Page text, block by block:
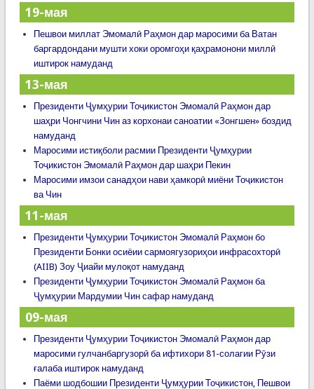
19-мая
Пешвои миллат Эмомалӣ Раҳмон дар маросими ба Ватан
баргардондани мушти хоки оромгоҳи қаҳрамонони миллӣ
иштирок намуданд
13-мая
Президенти Ҷумҳурии Тоҷикистон Эмомалӣ Раҳмон дар
шаҳри Чонгчини Чин аз корхонаи саноатии «Зонгшен» боздид
намуданд
Маросими истиқболи расмии Президенти Ҷумҳурии
Тоҷикистон Эмомалӣ Раҳмон дар шаҳри Пекин
Маросими имзои санадҳои нави ҳамкорӣ миёни Тоҷикистон
ва Чин
11-мая
Президенти Ҷумҳурии Тоҷикистон Эмомалӣ Раҳмон бо
Президенти Бонки осиёии сармоягузориҳои инфрасохторӣ
(AIIB) Зоу Ҷиайи мулоқот намуданд
Президенти Ҷумҳурии Тоҷикистон Эмомалӣ Раҳмон ба
Ҷумҳурии Мардумии Чин сафар намуданд
09-мая
Президенти Ҷумҳурии Тоҷикистон Эмомалӣ Раҳмон дар
маросими гулчанбаргузорӣ ба ифтихори 81-солагии Рӯзи
ғалаба иштирок намуданд
Паёми шодбошии Президенти Ҷумҳурии Тоҷикистон, Пешвои